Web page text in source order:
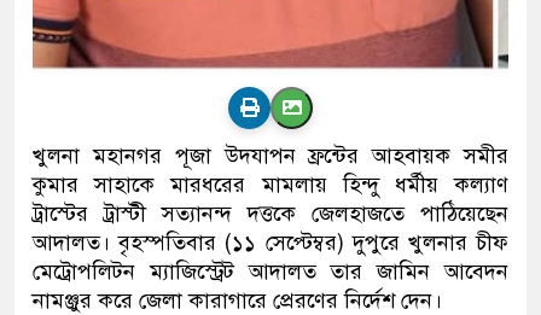
খুলনা মহানগর পূজা উদযাপন ফ্রন্টের আহবায়ক সমীর
কুমার সাহাকে মারধরের মামলায় হিন্দু ধর্মীয় কল্যাণ
ট্রাস্টের ট্রাস্টী সত্যানন্দ দত্তকে জেলহাজতে পাঠিয়েছেন
আদালত। বৃহস্পতিবার (১১ সেপ্টেম্বর) দুপুরে খুলনার চীফ
মেট্রোপলিটন ম্যাজিস্ট্রেট আদালত তার জামিন আবেদন
নামঞ্জুর করে জেলা কারাগারে প্রেরণের নির্দেশ দেন।